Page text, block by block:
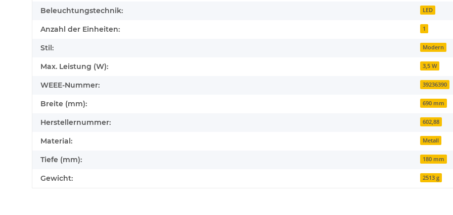
Beleuchtungstechnik: LED
Anzahl der Einheiten: 1
Stil: Modern
Max. Leistung (W): 3,5 W
WEEE-Nummer: 39236390
Breite (mm): 690 mm
Herstellernummer: 602,88
Material: Metall
Tiefe (mm): 180 mm
Gewicht: 2513 g